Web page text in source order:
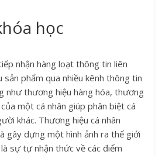
học
nhận hàng loạt thông tin liên
sản phẩm qua nhiều kênh thông tin
như thương hiệu hàng hóa, thương
một cá nhân giúp phân biệt cá
khác. Thương hiệu cá nhân
gây dựng một hình ảnh ra thế giới
sự tự nhận thức về các điểm